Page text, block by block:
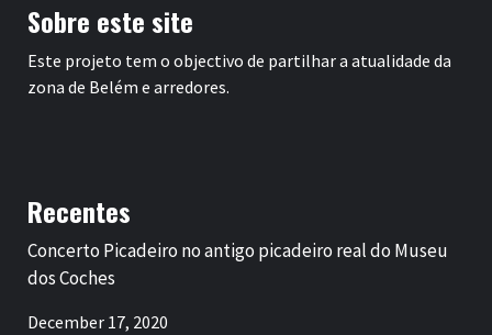
Sobre este site
Este projeto tem o objectivo de partilhar a atualidade da
zona de Belém e arredores.
Recentes
Concerto Picadeiro no antigo picadeiro real do Museu
dos Coches
December 17, 2020